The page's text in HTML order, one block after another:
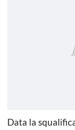
Data la